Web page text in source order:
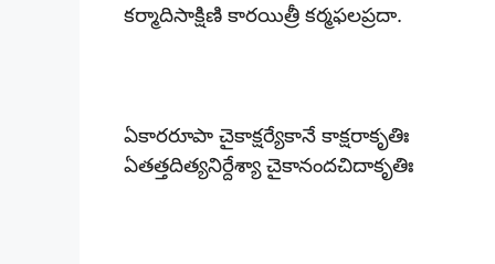
కర్మాదిసాక్షిణి కారయిత్రీ కర్మఫలప్రదా.
ఏకారరూపా చైకాక్షర్యేకానే కాక్షరాకృతిః
ఏతత్తదిత్యనిర్దేశ్యా చైకానందచిదాకృతిః